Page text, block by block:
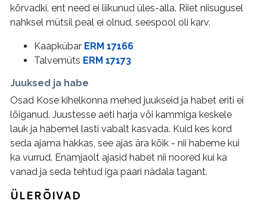
kõrvadki, ent need ei liikunud üles-alla. Riiet niisugusel
nahksel mütsil peal ei olnud, seespool oli karv.
Kaapkübar ERM 17166
Talvemüts ERM 17173
Juuksed ja habe
Osad Kose kihelkonna mehed juukseid ja habet eriti ei
lõiganud. Juustesse aeti harja või kammiga keskele
lauk ja habemel lasti vabalt kasvada. Kuid kes kord
seda ajama hakkas, see ajas ära kõik - nii habeme kui
ka vurrud. Enamjaolt ajasid habet nii noored kui ka
vanad ja seda tehtud iga paari nädala tagant.
ÜLERÕIVAD